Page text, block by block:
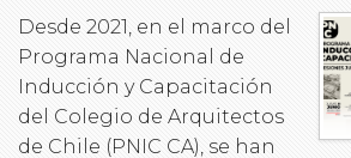
Desde 2021, en el marco del
Programa Nacional de
Inducción y Capacitación
del Colegio de Arquitectos
de Chile (PNIC CA), se han